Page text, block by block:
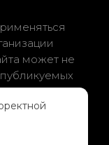
может не